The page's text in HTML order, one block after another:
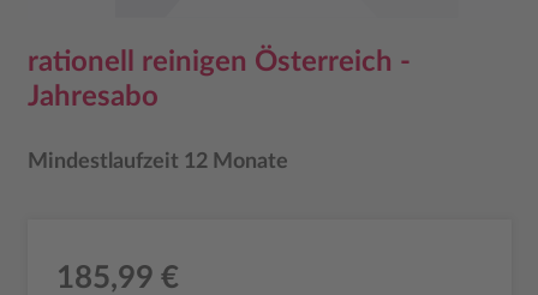
rationell reinigen Österreich -
Jahresabo
Mindestlaufzeit 12 Monate
185,99 €